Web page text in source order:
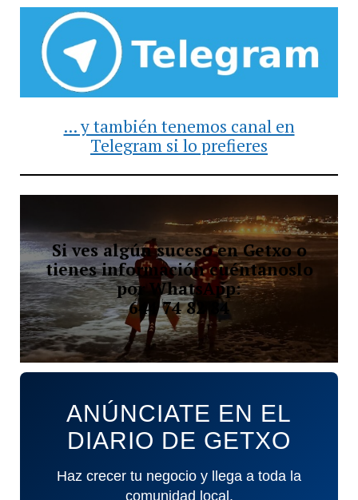
... y también tenemos canal en
Telegram si lo prefieres
Si ves algún suceso en Getxo o
tienes información cuéntanoslo
por WhatsApp:
644 74 82 84
ANÚNCIATE EN EL
DIARIO DE GETXO
Haz crecer tu negocio y llega a toda la
comunidad local.